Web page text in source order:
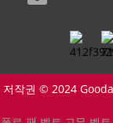
저작권 © 2024